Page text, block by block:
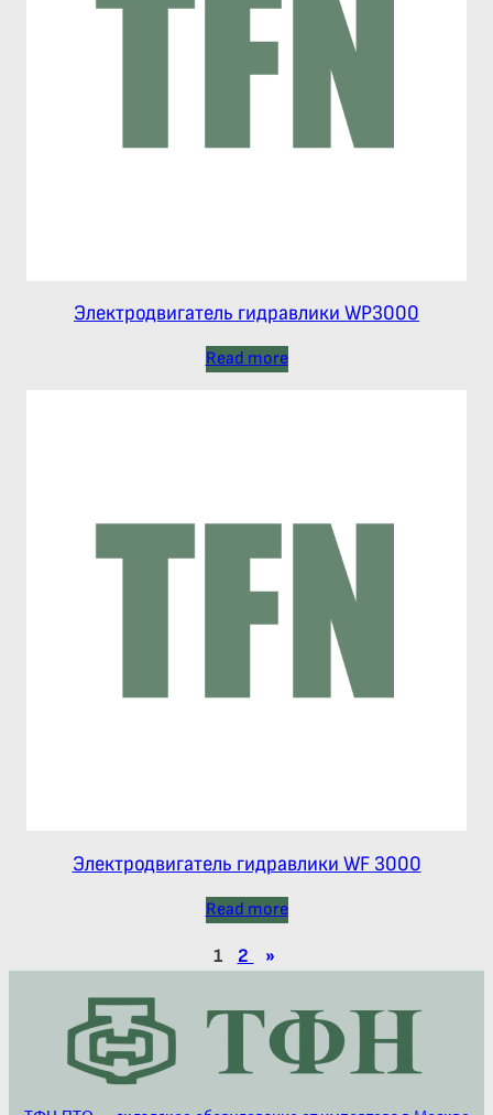
Электродвигатель гидравлики WP3000
Read more
Электродвигатель гидравлики WF 3000
Read more
1 2 »